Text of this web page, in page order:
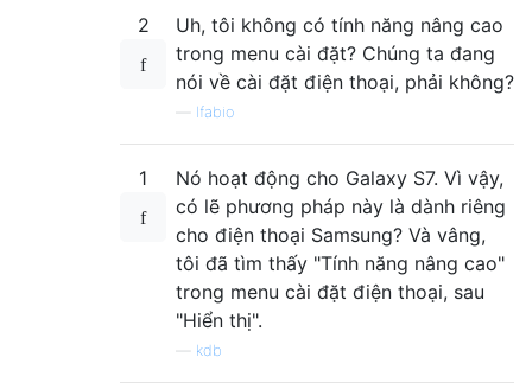
2
Uh, tôi không có tính năng nâng cao
trong menu cài đặt? Chúng ta đang
nói về cài đặt điện thoại, phải không?
lfabio
1
Nó hoạt động cho Galaxy S7. Vì vậy,
có lẽ phương pháp này là dành riêng
cho điện thoại Samsung? Và vâng,
tôi đã tìm thấy "Tính năng nâng cao"
trong menu cài đặt điện thoại, sau
"Hiển thị".
kdb